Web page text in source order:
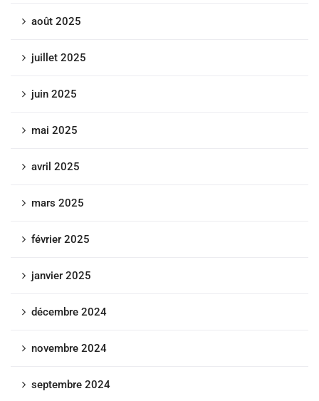
août 2025
juillet 2025
juin 2025
mai 2025
avril 2025
mars 2025
février 2025
janvier 2025
décembre 2024
novembre 2024
septembre 2024